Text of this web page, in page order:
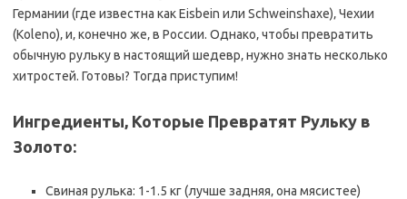
Германии (где известна как Eisbein или Schweinshaxe)‚ Чехии
(Koleno)‚ и‚ конечно же‚ в России. Однако‚ чтобы превратить
обычную рульку в настоящий шедевр‚ нужно знать несколько
хитростей. Готовы? Тогда приступим!
Ингредиенты‚ Которые Превратят Рульку в
Золото:
Свиная рулька: 1-1.5 кг (лучше задняя‚ она мясистее)